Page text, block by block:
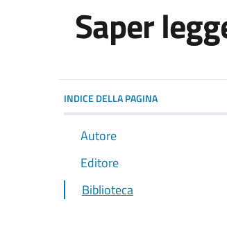
Saper
INDICE DELLA PAGINA
Autore
Editore
Biblioteca